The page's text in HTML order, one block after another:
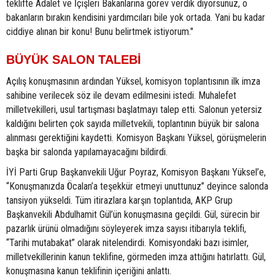
teklifte Adalet ve İçişleri Bakanlarına görev verdik diyorsunuz, o
bakanların bırakın kendisini yardımcıları bile yok ortada. Yani bu kadar
ciddiye alınan bir konu! Bunu belirtmek istiyorum."
BÜYÜK SALON TALEBİ
Açılış konuşmasının ardından Yüksel, komisyon toplantısının ilk imza
sahibine verilecek söz ile devam edilmesini istedi. Muhalefet
milletvekilleri, usul tartışması başlatmayı talep etti. Salonun yetersiz
kaldığını belirten çok sayıda milletvekili, toplantının büyük bir salona
alınması gerektiğini kaydetti. Komisyon Başkanı Yüksel, görüşmelerin
başka bir salonda yapılamayacağını bildirdi.
İYİ Parti Grup Başkanvekili Uğur Poyraz, Komisyon Başkanı Yüksel’e,
“Konuşmanızda Öcalan’a teşekkür etmeyi unuttunuz” deyince salonda
tansiyon yükseldi. Tüm itirazlara karşın toplantıda, AKP Grup
Başkanvekili Abdulhamit Gül’ün konuşmasına geçildi. Gül, sürecin bir
pazarlık ürünü olmadığını söyleyerek imza sayısı itibarıyla teklifi,
“Tarihi mutabakat” olarak nitelendirdi. Komisyondaki bazı isimler,
milletvekillerinin kanun teklifine, görmeden imza attığını hatırlattı. Gül,
konuşmasına kanun teklifinin içeriğini anlattı.